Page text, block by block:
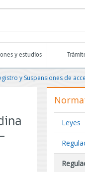
y estudios
y Suspensiones de
Leyes